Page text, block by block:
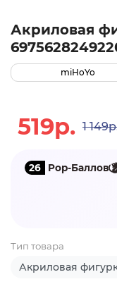
Акриловая
miHoYo
519р. 1
26 Pop-Баллов
Тип товара
Акриловая